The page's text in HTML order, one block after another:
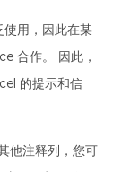
用，因此在某
合作。 因此，
的提示和信
他注释列，您可